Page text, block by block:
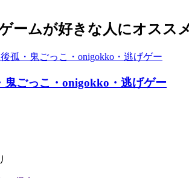
ームが好きな人にオスス
鬼ごっこ・onigokko・逃げゲー